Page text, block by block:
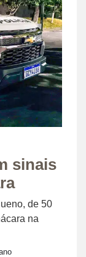
sinais
de 50
na